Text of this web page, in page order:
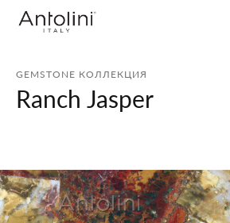
GEMSTONE КОЛЛЕКЦИЯ
Ranch Jasper